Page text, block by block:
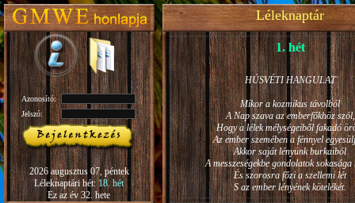
Azonosító:
Jelszó:
2026 augusztus 07, péntek
Léleknaptári hét:18. hét
Ez az év 32. hete
Léleknaptár
1. hét
HÚSVÉTI HANGULAT
Mikor a kozmikus távolból
A Nap szava az emberfőkhöz szól,
Hogy a lélek mélységeiből fakadó
Az ember szemében a fénnyel
Akkor saját lényünk burkaiból
A messzeségekbe gondolatok sokasága
És szorosra főzi a szellemi lét
S az ember lényének kötelékét.